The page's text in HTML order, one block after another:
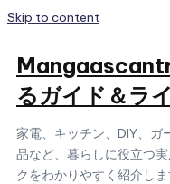
Skip to content
るガイド＆ラ
家電、キッチン、DIY、ガ
品など、暮らしに役立つ
クをわかりやすく紹介し